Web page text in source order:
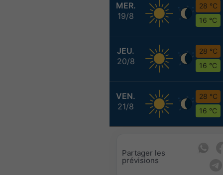
MER.
19/8
28 °C
16 °C
JEU.
20/8
28 °C
16 °C
VEN.
21/8
28 °C
16 °C
Partager les
prévisions